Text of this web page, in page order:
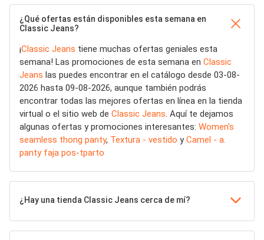
¿Qué ofertas están disponibles esta semana en
Classic Jeans?
¡Classic Jeans tiene muchas ofertas geniales esta
semana! Las promociones de esta semana en Classic
Jeans las puedes encontrar en el catálogo desde 03-08-
2026 hasta 09-08-2026, aunque también podrás
encontrar todas las mejores ofertas en línea en la tienda
virtual o el sitio web de Classic Jeans. Aquí te dejamos
algunas ofertas y promociones interesantes: Women's
seamless thong panty, Textura - vestido yCamel - a.
panty faja pos-tparto
¿Hay una tienda Classic Jeans cerca de mí?